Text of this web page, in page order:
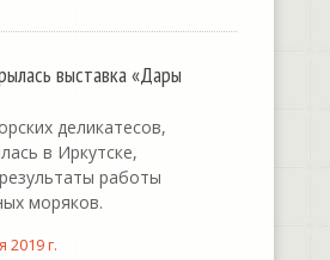
выставка «Дары
деликатесов,
в Иркутске,
работы
моряков.
2019 г.